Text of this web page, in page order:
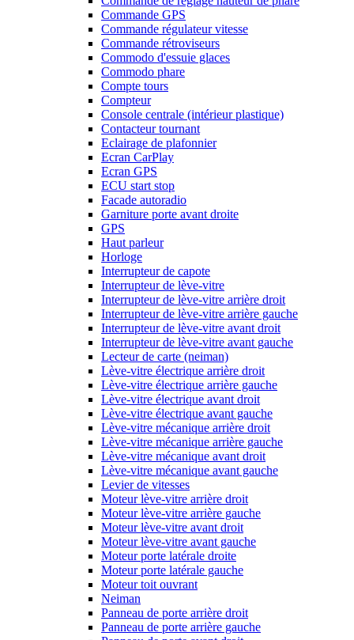
Commande GPS
Commande régulateur vitesse
Commande rétroviseurs
Commodo d'essuie glaces
Commodo phare
Compte tours
Compteur
Console centrale (intérieur plastique)
Contacteur tournant
Eclairage de plafonnier
Ecran CarPlay
Ecran GPS
ECU start stop
Facade autoradio
Garniture porte avant droite
GPS
Haut parleur
Horloge
Interrupteur de capote
Interrupteur de lève-vitre
Interrupteur de lève-vitre arrière droit
Interrupteur de lève-vitre arrière gauche
Interrupteur de lève-vitre avant droit
Interrupteur de lève-vitre avant gauche
Lecteur de carte (neiman)
Lève-vitre électrique arrière droit
Lève-vitre électrique arrière gauche
Lève-vitre électrique avant droit
Lève-vitre électrique avant gauche
Lève-vitre mécanique arrière droit
Lève-vitre mécanique arrière gauche
Lève-vitre mécanique avant droit
Lève-vitre mécanique avant gauche
Levier de vitesses
Moteur lève-vitre arrière droit
Moteur lève-vitre arrière gauche
Moteur lève-vitre avant droit
Moteur lève-vitre avant gauche
Moteur porte latérale droite
Moteur porte latérale gauche
Moteur toit ouvrant
Neiman
Panneau de porte arrière droit
Panneau de porte arrière gauche